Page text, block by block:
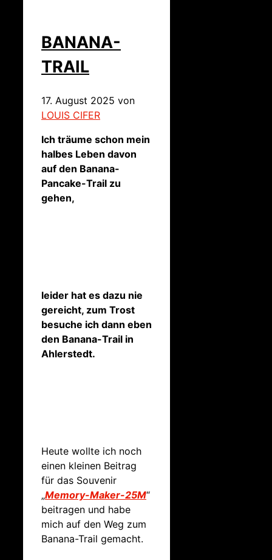
BANANA-
TRAIL
17. August 2025 von
LOUIS CIFER
Ich träume schon mein
halbes Leben davon
auf den Banana-
Pancake-Trail zu
gehen,
leider hat es dazu nie
gereicht, zum Trost
besuche ich dann eben
den Banana-Trail in
Ahlerstedt.
Heute wollte ich noch
einen kleinen Beitrag
für das Souvenir
„Memory-Maker-25M“
beitragen und habe
mich auf den Weg zum
Banana-Trail gemacht.